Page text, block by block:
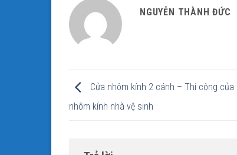
NGUYỄN THÀNH ĐỨC
Cửa nhôm kính 2 cánh – Thi công của
nhôm kính nhà vệ sinh